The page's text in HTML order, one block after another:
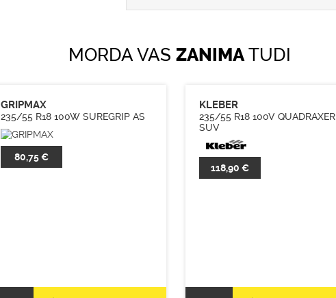
MORDA VAS ZANIMATUDI
GRIPMAX
235/55 R18 100W SUREGRIP AS
80,75 €
KLEBER
235/55 R18 100V QUADRAXER
SUV
118,90 €